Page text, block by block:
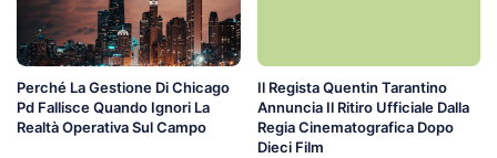
Perché La Gestione Di Chicago
Pd Fallisce Quando Ignori La
Realtà Operativa Sul Campo
Il Regista Quentin Tarantino
Annuncia Il Ritiro Ufficiale Dalla
Regia Cinematografica Dopo
Dieci Film